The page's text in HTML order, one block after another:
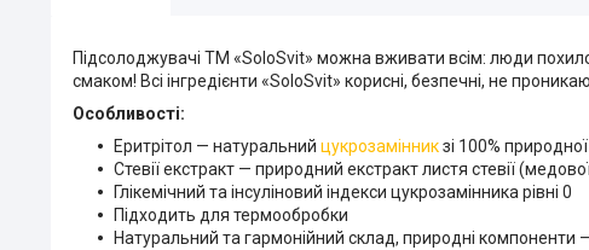
Підсолоджувачі ТМ «SoloSvit» можна вживати всім: люди
смаком! Всі інгредієнти «SoloSvit» корисні, безпечні, не
Особливості:
Еритрітол — натуральний цукрозамінникзі 100%
Стевії екстракт — природний екстракт листя стевії
Глікемічний та інсуліновий індекси цукрозамінника рівні 0
Підходить для термообробки
Натуральний та гармонійний склад, природні компоненти